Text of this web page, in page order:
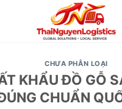
CHƯA PHÂN LOẠI
KHẨU ĐỒ GỖ
CHUẨN